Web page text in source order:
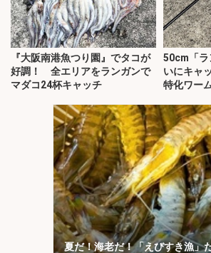
『大阪南港魚つり園』でタコが
好調！ 全エリアをランガンで
マダコ24杯キャッチ
50cm「ラ
いにキャ
特化ワー
夏だ！海老だ！「えびすき漁」